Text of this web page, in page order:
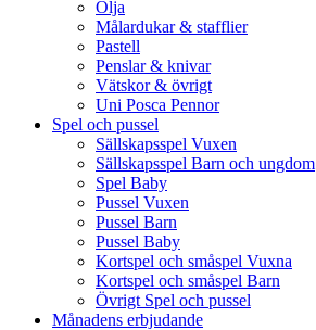
Olja
Målardukar & stafflier
Pastell
Penslar & knivar
Vätskor & övrigt
Uni Posca Pennor
Spel och pussel
Sällskapsspel Vuxen
Sällskapsspel Barn och ungdom
Spel Baby
Pussel Vuxen
Pussel Barn
Pussel Baby
Kortspel och småspel Vuxna
Kortspel och småspel Barn
Övrigt Spel och pussel
Månadens erbjudande